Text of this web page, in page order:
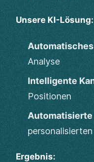
Unsere KI-Lösung:
Analyse
Intelligente
Positionen
Automatisierte
Ergebnis: